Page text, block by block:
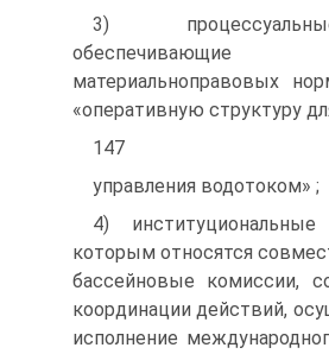
3)
обеспечивающие
материальноправовых
«оперативную структуру
147
управления водотоком» ;
4)
которым относятся
бассейновые комиссии,
координации действий,
исполнение